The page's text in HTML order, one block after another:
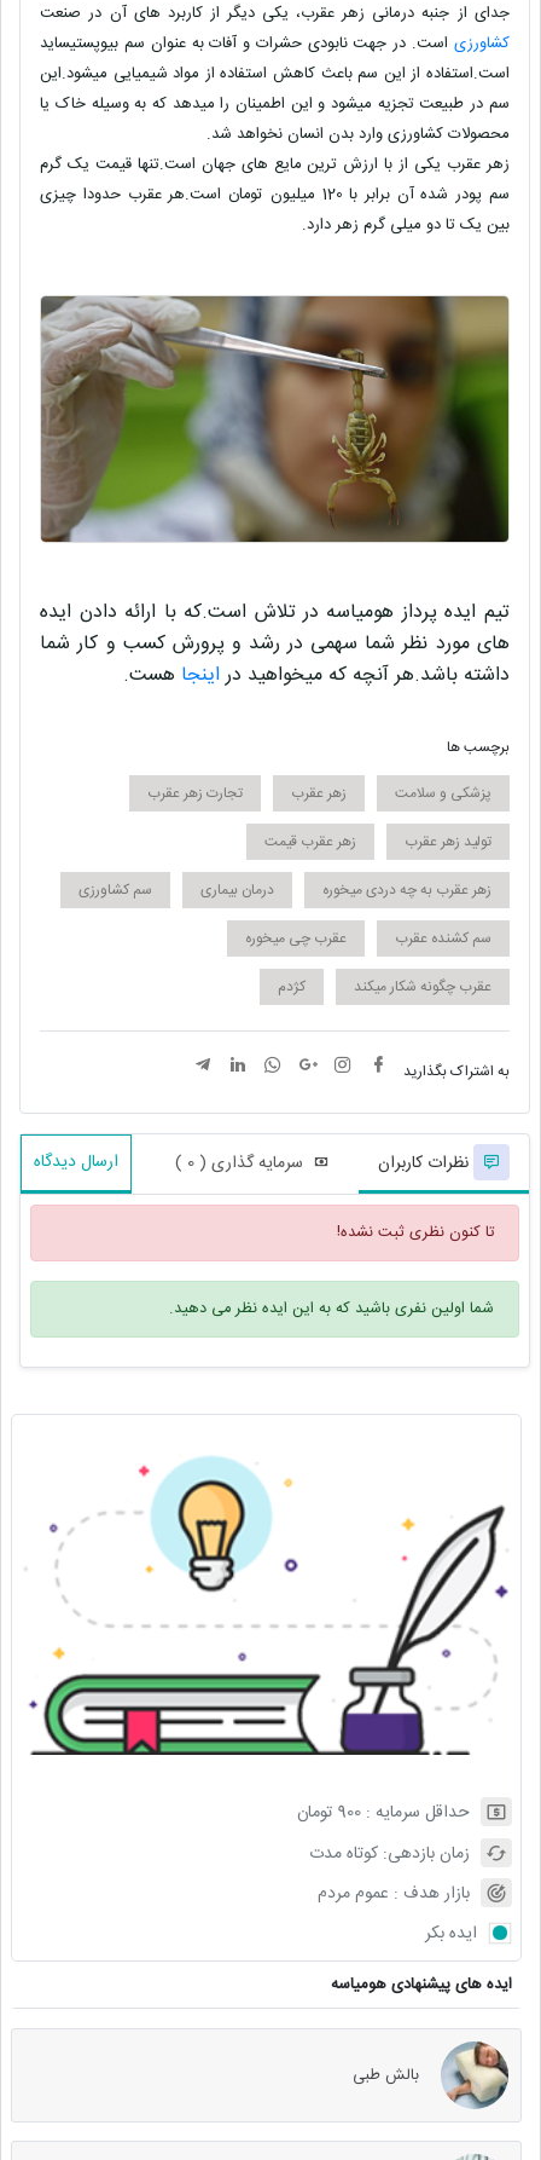
حداقل سرمایه :900 تومان
زمان بازدهی:کوتاه مدت
بازار هدف : عموم مردم
ایده بکر
ایده های پیشنهادی هومیاسه
بالش طبی
جدای از جنبه درمانی زهر عقرب، یکی دیگر از کاربرد های آن در صنعت
کشاورزی است. در جهت نابودی حشرات و آفات به عنوان سم بیوپستیساید
است.استفاده از این سم باعث کاهش استفاده از مواد شیمیایی میشود.این
سم در طبیعت تجزیه میشود و این اطمینان را میدهد که به وسیله خاک یا
محصولات کشاورزی وارد بدن انسان نخواهد شد.
زهر عقرب یکی از با ارزش ترین مایع های جهان است.تنها قیمت یک گرم
سم پودر شده آن برابر با 120 میلیون تومان است.هر عقرب حدودا چیزی
بین یک تا دو میلی گرم زهر دارد.
تیم ایده پرداز هومیاسه در تلاش است.که با ارائه دادن ایده
های مورد نظر شما سهمی در رشد و پرورش کسب و کارشما
داشته باشد.هر آنچه که میخواهید دراینجا هست.
برچسب ها
پزشکی و سلامت
زهر عقرب
تجارت زهر عقرب
تولید زهر عقرب
زهر عقرب قیمت
زهر عقرب به چه دردی میخوره
درمان بیماری
سم کشاورزی
سم کشنده عقرب
عقرب چی میخوره
عقرب چگونه شکار میکند
کژدم
به اشتراک بگذارید
نظرات کاربران سرمایه گذاری ( 0 ) ارسال دیدگاه
تا کنون نظری ثبت نشده!
شما اولین نفری باشید که به این ایده نظر می دهید.